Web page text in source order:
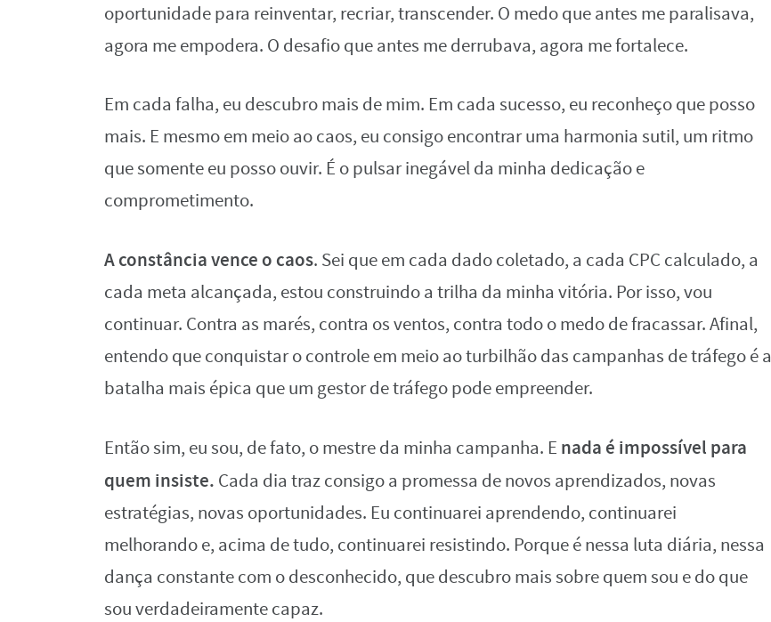
oportunidade para reinventar, recriar, transcender. O medo que antes me paralisava,
agora me empodera. O desafio que antes me derrubava, agora me fortalece.
Em cada falha, eu descubro mais de mim. Em cada sucesso, eu reconheço que posso
mais. E mesmo em meio ao caos, eu consigo encontrar uma harmonia sutil, um ritmo
que somente eu posso ouvir. É o pulsar inegável da minha dedicação e
comprometimento.
A constância vence o caos. Sei que em cada dado coletado, a cada CPC calculado, a
cada meta alcançada, estou construindo a trilha da minha vitória. Por isso, vou
continuar. Contra as marés, contra os ventos, contra todo o medo de fracassar. Afinal,
entendo que conquistar o controle em meio ao turbilhão das campanhas de tráfego é a
batalha mais épica que um gestor de tráfego pode empreender.
Então sim, eu sou, de fato, o mestre da minha campanha. E nada é impossível para
quem insiste. Cada dia traz consigo a promessa de novos aprendizados, novas
estratégias, novas oportunidades. Eu continuarei aprendendo, continuarei
melhorando e, acima de tudo, continuarei resistindo. Porque é nessa luta diária, nessa
dança constante com o desconhecido, que descubro mais sobre quem sou e do que
sou verdadeiramente capaz.